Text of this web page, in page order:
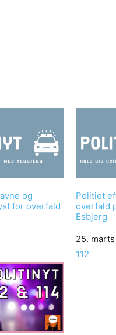
og
for overfald
Politiet
overfald
Esbjerg
Date
25.
In relation
112